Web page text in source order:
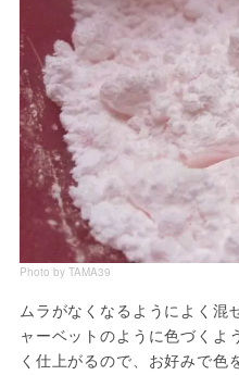
Photo by TAMA39
ムラがなくなるようによく混
ャーベットのように色づくよ
く仕上がるので、お好みで色